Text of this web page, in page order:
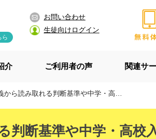
ら
お問い合わせ
生徒向けログイン
介 ご利用者の声 関連サ
れる判断基準や中学・高校入試における条件を徹底解説
判断基準や中学・高校